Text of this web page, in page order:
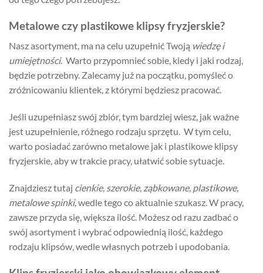
Metalowe czy plastikowe klipsy fryzjerskie?
Nasz asortyment, ma na celu uzupełnić Twoją wiedzę i
umiejętności. Warto przypomnieć sobie, kiedy i jaki rodzaj,
będzie potrzebny. Zalecamy już na początku, pomyśleć o
zróżnicowaniu klientek, z którymi będziesz pracować.
Jeśli uzupełniasz swój zbiór, tym bardziej wiesz, jak ważne
jest uzupełnienie, różnego rodzaju sprzętu. W tym celu,
warto posiadać zarówno metalowe jak i plastikowe klipsy
fryzjerskie, aby w trakcie pracy, ułatwić sobie sytuacje.
Znajdziesz tutaj cienkie, szerokie, ząbkowane, plastikowe,
metalowe spinki, wedle tego co aktualnie szukasz. W pracy,
zawsze przyda się, większa ilość. Możesz od razu zadbać o
swój asortyment i wybrać odpowiednią ilość, każdego
rodzaju klipsów, wedle własnych potrzeb i upodobania.